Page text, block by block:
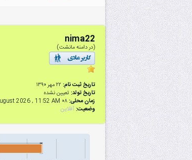
nima22
(در دامنه مانشت)
تاریخ ثبت نام: ۲۲ مهر ۱۳۹۰
تاریخ تولد: تعیین نشده
زمان محلی: ۰۸ August 2026 , 11:52 AM
وضعیت: آفلاین